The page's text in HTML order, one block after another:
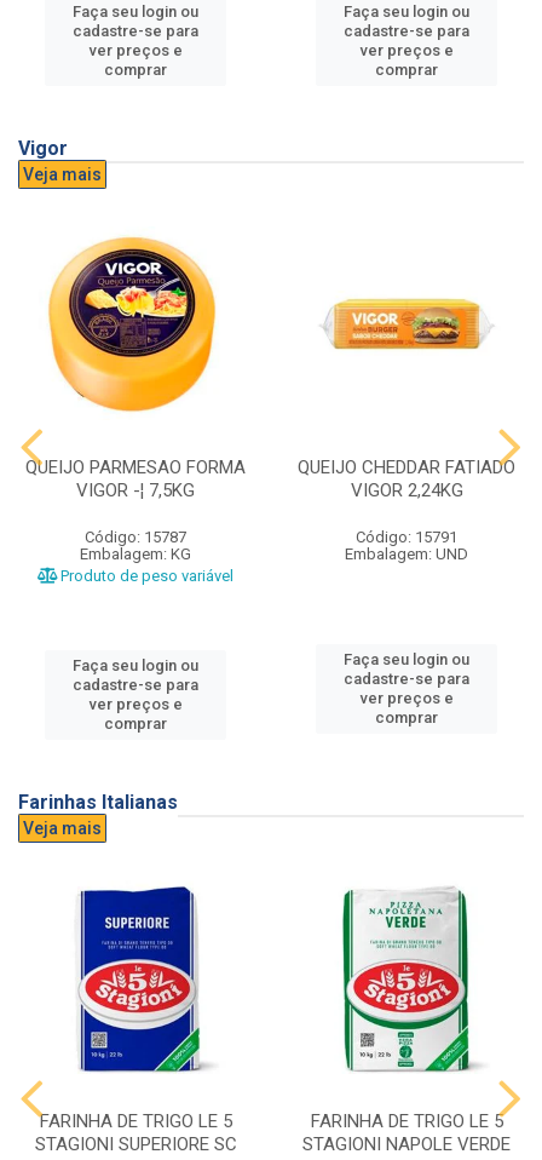
Faça seu login ou
cadastre-se para
ver preços e
comprar
Faça seu login ou
cadastre-se para
ver preços e
comprar
Vigor
Veja mais
QUEIJO PARMESAO FORMA
VIGOR -¦ 7,5KG
Código: 15787
Embalagem: KG
Produto de peso variável
Faça seu login ou
cadastre-se para
ver preços e
comprar
QUEIJO CHEDDAR FATIADO
VIGOR 2,24KG
Código: 15791
Embalagem: UND
Faça seu login ou
cadastre-se para
ver preços e
comprar
Farinhas Italianas
Veja mais
FARINHA DE TRIGO LE 5
STAGIONI SUPERIORE SC
FARINHA DE TRIGO LE 5
STAGIONI NAPOLE VERDE